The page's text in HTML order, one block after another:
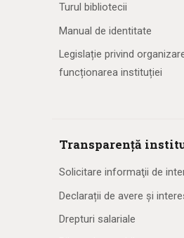
Turul bibliotecii
Manual de identitate
Legislație privind
funcționarea instituției
Transparență
Solicitare informaţii de
Declarații de avere și
Drepturi salariale